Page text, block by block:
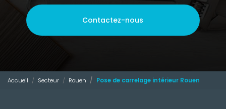
Contactez-nous
Accueil Secteur Rouen Pose de carrelage intérieur Rouen